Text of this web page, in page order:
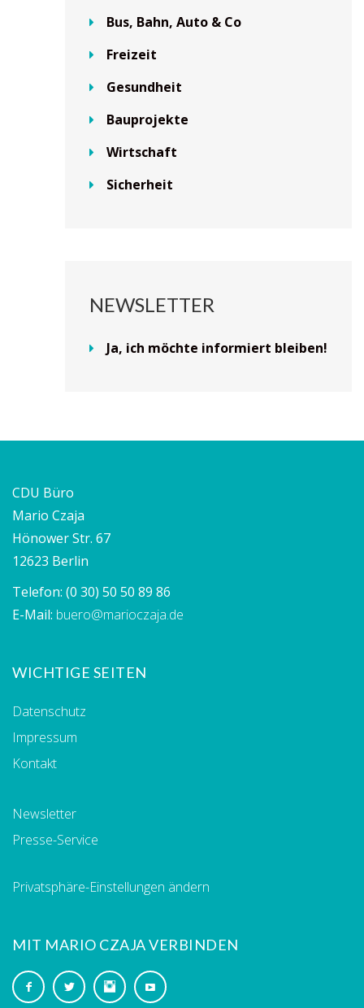
Bus, Bahn, Auto & Co
Freizeit
Gesundheit
Bauprojekte
Wirtschaft
Sicherheit
NEWSLETTER
Ja, ich möchte informiert bleiben!
CDU Büro
Mario Czaja
Hönower Str. 67
12623 Berlin
Telefon: (0 30) 50 50 89 86
E-Mail: buero@marioczaja.de
WICHTIGE SEITEN
Datenschutz
Impressum
Kontakt
Newsletter
Presse-Service
Privatsphäre-Einstellungen ändern
MIT MARIO CZAJA VERBINDEN